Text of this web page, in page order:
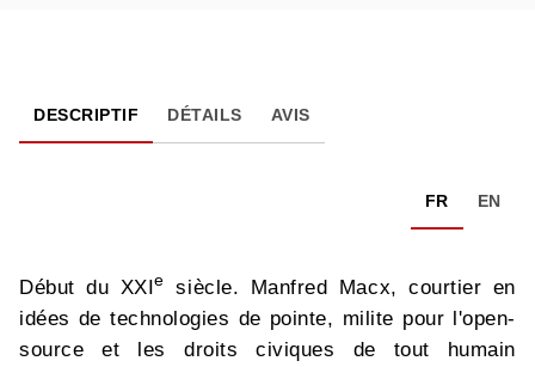
DESCRIPTIF DÉTAILS AVIS
FR EN
Début du XXIe
siècle. Manfred Macx, courtier en
idées de technologies de pointe, milite pour l'open-
source et les droits civiques de tout humain